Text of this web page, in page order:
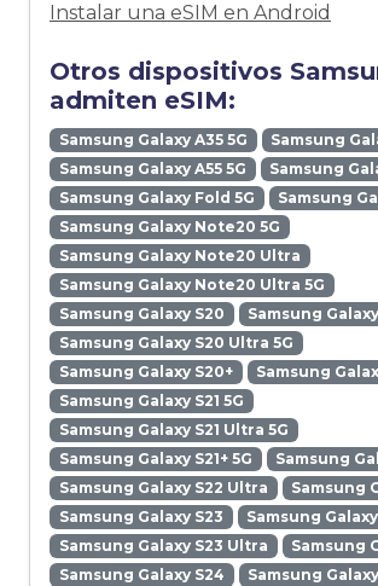
Instalar una eSIM en Android
Otros dispositivos
admiten eSIM:
Samsung Galaxy A35 5G
Samsung
Samsung Galaxy A55 5G
Samsung
Samsung Galaxy Fold 5G
Samsung
Samsung Galaxy Note20 5G
Samsung Galaxy Note20 Ultra
Samsung Galaxy Note20 Ultra 5G
Samsung Galaxy S20
Samsung
Samsung Galaxy S20 Ultra 5G
Samsung Galaxy S20+
Samsung
Samsung Galaxy S21 5G
Samsung Galaxy S21 Ultra 5G
Samsung Galaxy S21+ 5G
Samsung
Samsung Galaxy S22 Ultra
Samsung
Samsung Galaxy S23
Samsung Galaxy
Samsung Galaxy S23 Ultra
Samsung
Samsung Galaxy S24
Samsung